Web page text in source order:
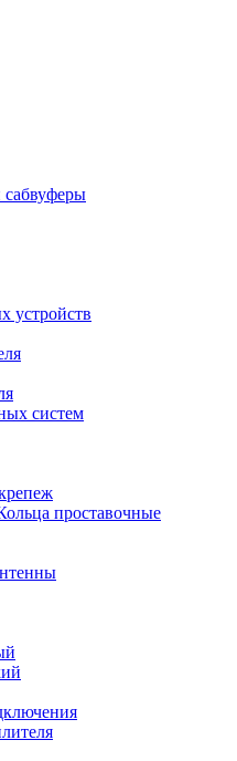
сабвуферы
устройств
систем
проставочные